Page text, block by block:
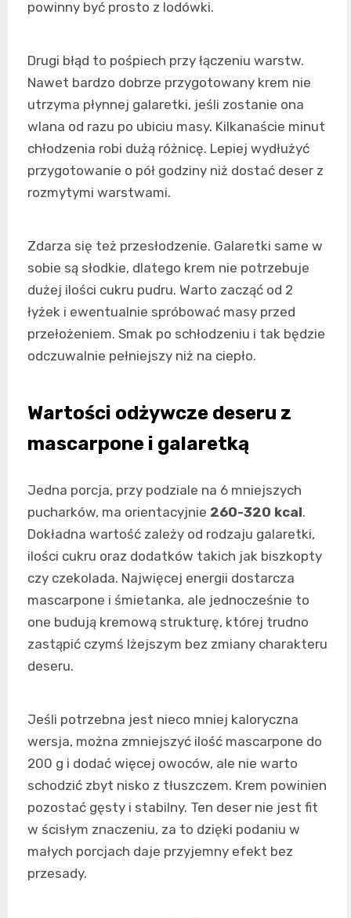
powinny być prosto z lodówki.
Drugi błąd to pośpiech przy łączeniu warstw.
Nawet bardzo dobrze przygotowany krem nie
utrzyma płynnej galaretki, jeśli zostanie ona
wlana od razu po ubiciu masy. Kilkanaście minut
chłodzenia robi dużą różnicę. Lepiej wydłużyć
przygotowanie o pół godziny niż dostać deser z
rozmytymi warstwami.
Zdarza się też przesłodzenie. Galaretki same w
sobie są słodkie, dlatego krem nie potrzebuje
dużej ilości cukru pudru. Warto zacząć od 2
łyżek i ewentualnie spróbować masy przed
przełożeniem. Smak po schłodzeniu i tak będzie
odczuwalnie pełniejszy niż na ciepło.
Wartości odżywcze deseru z
mascarpone i galaretką
Jedna porcja, przy podziale na 6 mniejszych
pucharków, ma orientacyjnie 260-320 kcal.
Dokładna wartość zależy od rodzaju galaretki,
ilości cukru oraz dodatków takich jak biszkopty
czy czekolada. Najwięcej energii dostarcza
mascarpone i śmietanka, ale jednocześnie to
one budują kremową strukturę, której trudno
zastąpić czymś lżejszym bez zmiany charakteru
deseru.
Jeśli potrzebna jest nieco mniej kaloryczna
wersja, można zmniejszyć ilość mascarpone do
200 g i dodać więcej owoców, ale nie warto
schodzić zbyt nisko z tłuszczem. Krem powinien
pozostać gęsty i stabilny. Ten deser nie jest fit
w ścisłym znaczeniu, za to dzięki podaniu w
małych porcjach daje przyjemny efekt bez
przesady.